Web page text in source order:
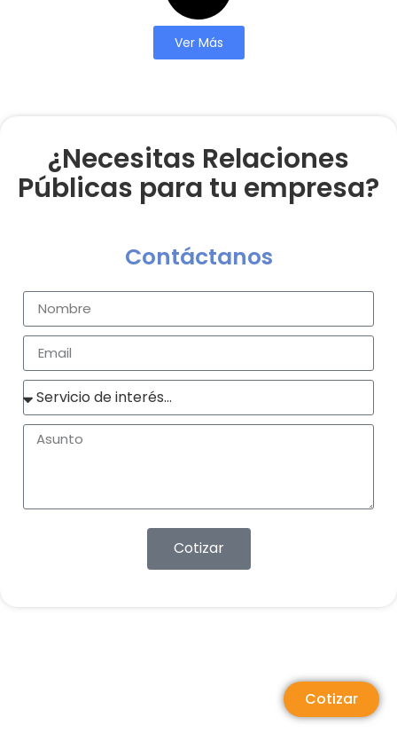
Ver Más
¿Necesitas Relaciones
Públicas para tu empresa?
Contáctanos
Cotizar
Cotizar